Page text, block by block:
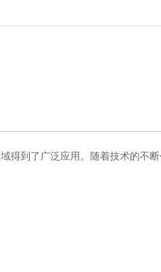
到了广泛应用。随着技术的不